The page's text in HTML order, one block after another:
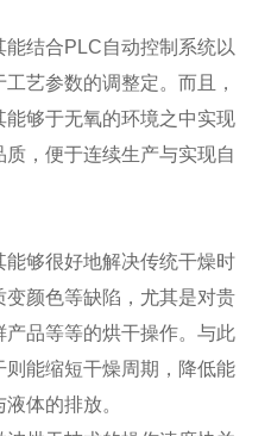
结合PLC自动控制系统以
艺参数的调整定。而且，
够于无氧的环境之中实现
，便于连续生产与实现自
够很好地解决传统干燥时
颜色等缺陷，尤其是对贵
品等等的烘干操作。与此
能缩短干燥周期，降低能
体的排放。